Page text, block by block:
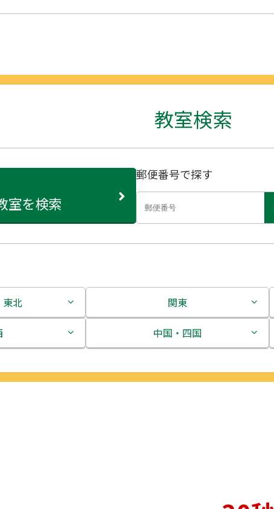
教室検索
室を検索
郵便番号で探す
東北
関東
茨城県
中国・四国